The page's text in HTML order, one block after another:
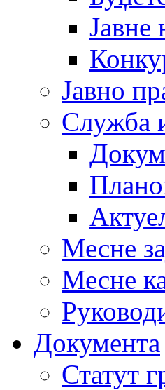
Јавне
Јавно
Служба
Месне
Месне
Документа
Статут